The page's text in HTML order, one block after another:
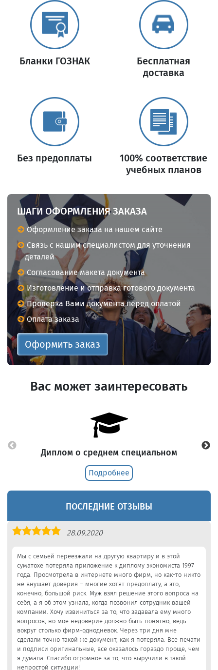
Бланки ГОЗНАК
Бесплатная
доставка
Без предоплаты
100% соответствие
учебных планов
ШАГИ ОФОРМЛЕНИЯ ЗАКАЗА
Оформление заказа на нашем сайте
Связь с нашим специалистом для уточнения
деталей
Согласование макета документа
Изготовление и отправка готового документа
Проверка Вами документа перед оплатой
Оплата заказа
Оформить заказ
Вас может заинтересовать
Диплом о среднем специальном
Подробнее
ПОСЛЕДНИЕ ОТЗЫВЫ
Оценка
28.09.2020
Мы с семьей переезжали на другую квартиру и в этой
суматохе потеряла приложение к диплому экономиста 1997
года. Просмотрела в интернете много фирм, но как-то никто
не внушает доверия – многие хотят предоплату, а это,
конечно, большой риск. Муж взял решение этого вопроса на
себя, а я об этом узнала, когда позвонил сотрудник вашей
компании. Хочу извиниться за то, что задавала ему много
вопросов, но мое недоверие должно быть понятно, ведь
вокруг столько фирм-однодневок. Через три дня мне
сделали точно такой же документ, как я потеряла. Все печати
и подписи оригинальные, все оказалось гораздо проще, чем
я думала. Спасибо огромное за то, что выручили в такой
непростой ситуации!